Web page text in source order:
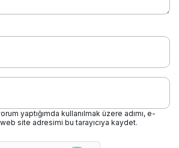
yaptığımda kullanılmak üzere adımı, e-
site adresimi bu tarayıcıya kaydet.